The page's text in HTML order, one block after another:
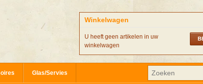
Winkelwagen
U heeft geen artikelen in uw
winkelwagen
Glas/Servies